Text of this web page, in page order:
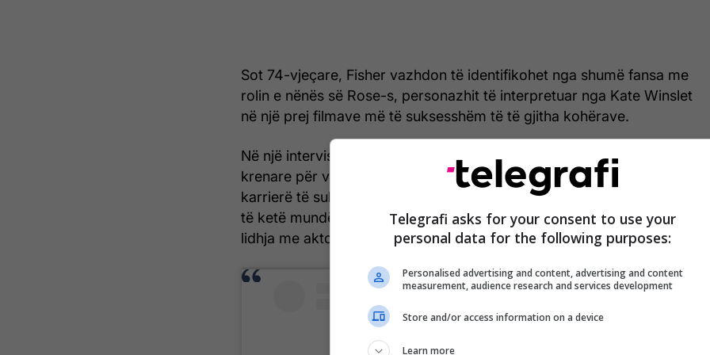
Sot 74-vjeçare, Fisher vazhdon të identifikohet nga shumë fansa me
rolin e nënës së Rose-s, personazhit të interpretuar nga Kate Winslet
në një prej filmave më të suksesshëm të të gjitha kohërave.
Në një intervistë të fundit, aktorja u shpreh se është jashtëzakonisht
krenare për vajzën e saj, Francesca Eastwood, e cila ka ndërtuar një
karrierë të suksesshme në aktrim. Fisher tha se shpreson që një ditë
të ketë mundësinë të ndajë ekranin me të bijën, të cilën e ka nga
lidhja me aktorin dhe regjisorin legjendar Clint Eastwood.
Telegrafi asks for your consent to use your
personal data for the following purposes:
Personalised advertising and content, advertising and content
measurement, audience research and services development
Store and/or access information on a device
Learn more